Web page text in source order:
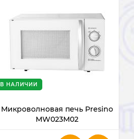
Микроволновая печь Presino
MW023M02
В НАЛИЧИИ